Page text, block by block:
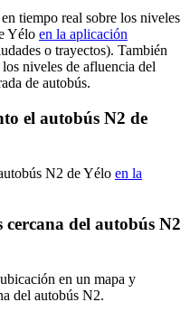
tiempo real sobre los niveles
Yélo en la aplicación
o trayectos). También
niveles de afluencia del
de autobús.
el autobús N2 de
N2 de Yélo en la
del autobús N2
en un mapa y
del autobús N2.